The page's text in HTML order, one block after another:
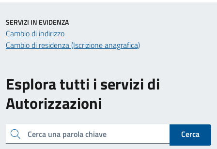
Esplora tutti i servizi di
Autorizzazioni
Cerca una parola chiave
Cerca
SERVIZI IN EVIDENZA
Cambio di indirizzo
Cambio di residenza (Iscrizione anagrafica)